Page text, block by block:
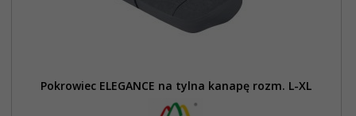
Pokrowiec ELEGANCE na tylna kanapę rozm. L-XL